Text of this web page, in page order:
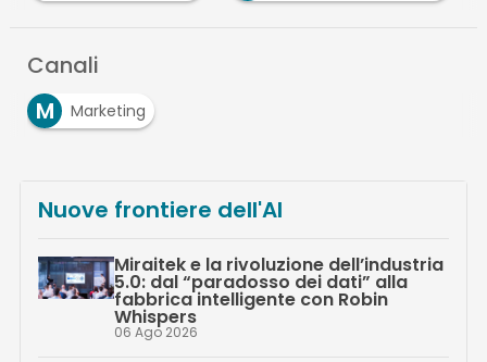
Canali
M
Marketing
Nuove frontiere dell'AI
Miraitek e la rivoluzione dell’industria
5.0: dal “paradosso dei dati” alla
fabbrica intelligente con Robin
Whispers
06 Ago 2026